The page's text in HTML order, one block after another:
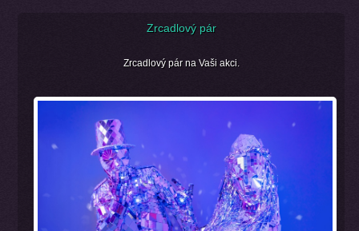
Zrcadlový pár
Zrcadlový pár na Vaši akci.